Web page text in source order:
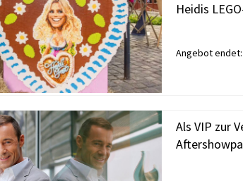
Heidis
Angebot endet:
Als VIP zur